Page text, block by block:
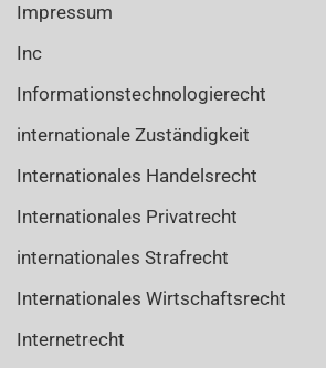
Impressum
Inc
Informationstechnologierecht
internationale Zuständigkeit
Internationales Handelsrecht
Internationales Privatrecht
internationales Strafrecht
Internationales Wirtschaftsrecht
Internetrecht